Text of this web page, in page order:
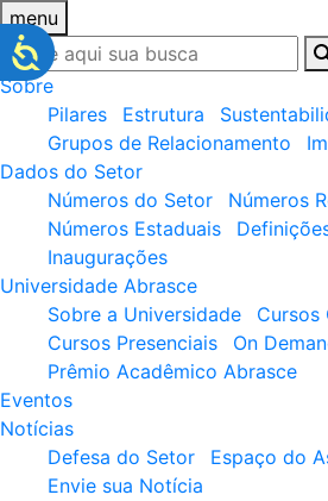
menu
Sobre
Pilares
Estrutura
Grupos de Relacionamento
Dados do Setor
Números do Setor
Números
Números Estaduais
Inaugurações
Universidade Abrasce
Sobre a Universidade
Cursos
Cursos Presenciais
On
Prêmio Acadêmico Abrasce
Eventos
Notícias
Defesa do Setor
Espaço do
Envie sua Notícia